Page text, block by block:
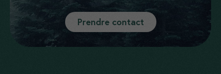
Prendre contact